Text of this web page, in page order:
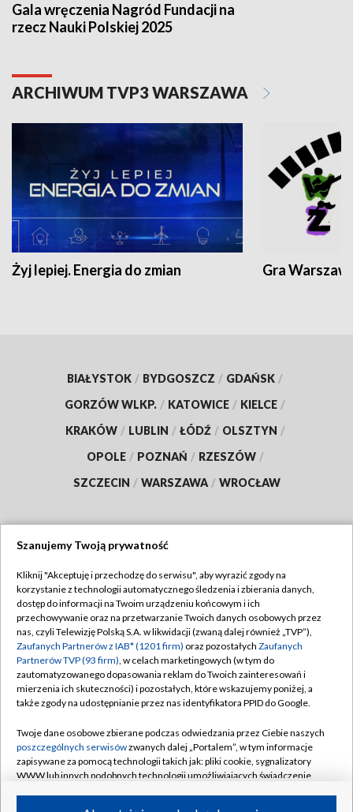
Gala wręczenia Nagród Fundacji na
rzecz Nauki Polskiej 2025
ARCHIWUM TVP3 WARSZAWA
Żyj lepiej. Energia do zmian Gra
BIAŁYSTOK / BYDGOSZCZ / GDAŃSK /
GORZÓW WLKP. / KATOWICE / KIELCE /
KRAKÓW / LUBLIN / ŁÓDŹ / OLSZTYN /
OPOLE / POZNAŃ / RZESZÓW /
SZCZECIN / WARSZAWA / WROCŁAW
TVP
Abonament TVP
Emisja w TVP
Centrum informacji TVP
Naziemna Telewizja Cyfrowa
Rada Programowa
System NOS
Informacje o nadawcy
Regulamin TVP
Polityka prywatności
Moje zgody
Pomoc
Kontakt
Kanały
Szanujemy Twoją prywatność
Kliknij "Akceptuję i przechodzę do serwisu", aby wyrazić zgody na
korzystanie z technologii automatycznego śledzenia i zbierania danych,
dostęp do informacji na Twoim urządzeniu końcowym i ich
przechowywanie oraz na przetwarzanie Twoich danych osobowych przez
nas, czyli Telewizję Polską S.A. w likwidacji (zwaną dalej również „TVP”),
Zaufanych Partnerów z IAB* (1201 firm) oraz pozostałych Zaufanych
Partnerów TVP (93 firm), w celach marketingowych (w tym do
zautomatyzowanego dopasowania reklam do Twoich zainteresowań i
mierzenia ich skuteczności) i pozostałych, które wskazujemy poniżej, a
także zgody na udostępnianie przez nas identyfikatora PPID do Google.
Twoje dane osobowe zbierane podczas odwiedzania przez Ciebie naszych
poszczególnych serwisówzwanych dalej „Portalem”, w tym informacje
zapisywane za pomocą technologii takich jak: pliki cookie, sygnalizatory
WWW lub innych podobnych technologii umożliwiających świadczenie